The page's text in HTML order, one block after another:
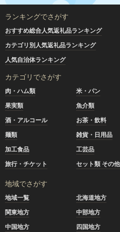
ランキングでさがす
おすすめ総合人気返礼品ランキング
カテゴリ別人気返礼品ランキング
人気自治体ランキング
カテゴリでさがす
肉・ハム類 米・パン
果実類
魚介類
酒・アルコール
お茶・飲料
麺類
雑貨・日用品
加工食品
工芸品
旅行・チケット
セット類 その他
地域でさがす
地域一覧 北海道地方
関東地方
中部地方
中国地方
四国地方